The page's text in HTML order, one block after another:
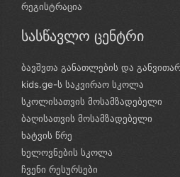
რეგისტრაცია
სასწავლო ცენტრი
ბავშვთა განათლების და
kids.ge-ს საკვირაო სკოლა
სკოლისათვის მოსამზადებელი
ბაღისათვის მოსამზადებელი
ხატვის წრე
ხელოვნების სკოლა
ჩვენი რესურსები